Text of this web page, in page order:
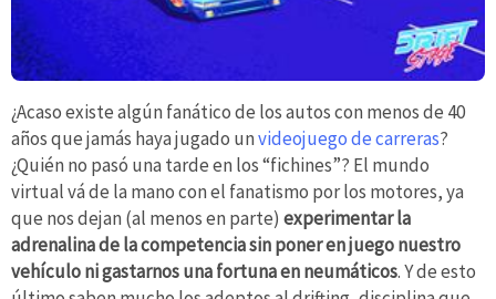
¿Acaso existe algún fanático de los autos con menos de 40
años que jamás haya jugado unvideojuego de carreras?
¿Quién no pasó una tarde en los “fichines”? El mundo
virtual vá de la mano con el fanatismo por los motores, ya
que nos dejan (al menos en parte) experimentar la
adrenalina de la competencia sin poner en juego nuestro
vehículo ni gastarnos una fortuna en neumáticos. Y de esto